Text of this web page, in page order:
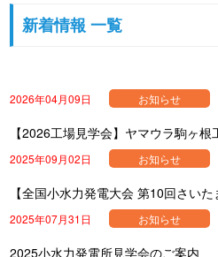
新着情報 一覧
2026年04月09日 お知らせ
【2026工場見学会】ヤマウラ駒ヶ
2025年09月02日 お知らせ
【全国小水力発電大会 第10回さい
2025年07月31日 お知らせ
2025小水力発電所見学会のご案内